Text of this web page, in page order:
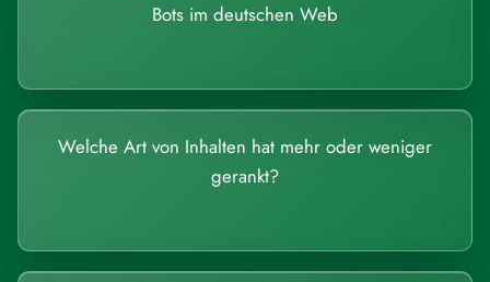
Bots im deutschen Web
Welche Art von Inhalten hat mehr oder weniger
gerankt?